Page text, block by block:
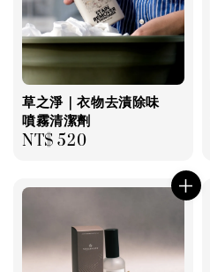
草之淨｜衣物去漬除味
噴霧清潔劑
Regular
NT$ 520